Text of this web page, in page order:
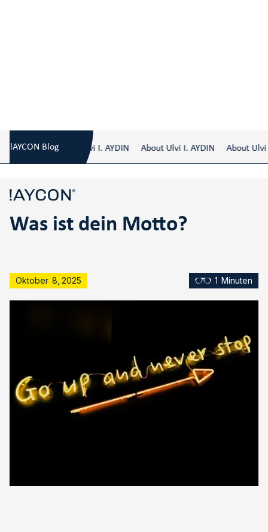
!AYCON BlogAbout Ulvi I. AYDIN About Ulvi I. AYDIN About Ulvi
Was ist dein Motto?
Oktober 8 2025 1 Minuten